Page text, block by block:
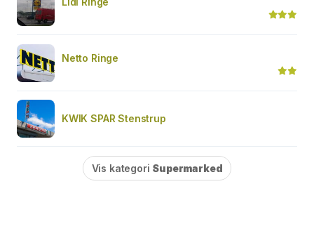
Netto Ringe
KWIK SPAR Stenstrup
Vis kategori Supermarked